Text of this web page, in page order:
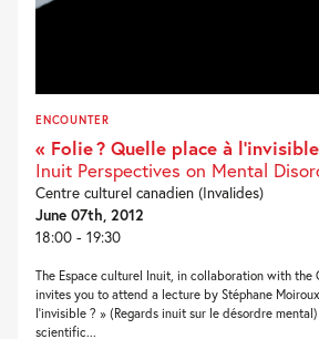
ENCOUNTER
« Folie ? Quelle place à
Inuit Perspectives on Mental
Centre culturel canadien (Invalides)
June 07th, 2012
18:00 - 19:30
The Espace culturel Inuit, in collaboration with the
invites you to attend a lecture by Stéphane
l’invisible ? » (Regards inuit sur le désordre
scientific...